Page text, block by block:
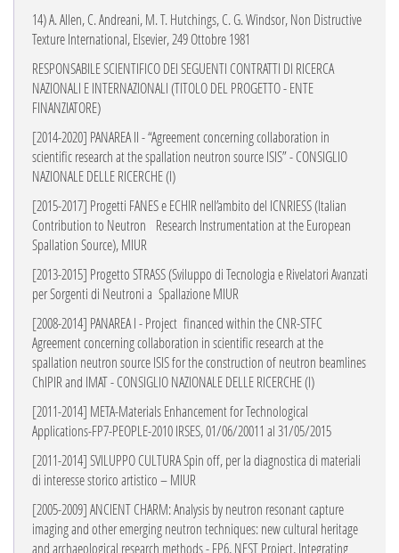
14) A. Allen, C. Andreani, M. T. Hutchings, C. G. Windsor, Non Distructive
Texture International, Elsevier, 249 Ottobre 1981
RESPONSABILE SCIENTIFICO DEI SEGUENTI CONTRATTI DI RICERCA
NAZIONALI E INTERNAZIONALI (TITOLO DEL PROGETTO - ENTE
FINANZIATORE)
[2014-2020] PANAREA II - “Agreement concerning collaboration in
scientific research at the spallation neutron source ISIS” - CONSIGLIO
NAZIONALE DELLE RICERCHE (I)
[2015-2017] Progetti FANES e ECHIR nell’ambito del ICNRIESS (Italian
Contribution to Neutron
Research Instrumentation at the European
Spallation Source), MIUR
[2013-2015] Progetto STRASS (Sviluppo di Tecnologia e Rivelatori Avanzati
per Sorgenti di Neutroni a Spallazione MIUR
[2008-2014] PANAREA I - Project financed within the CNR-STFC
Agreement concerningcollaboration in scientific research at the
spallation neutron source ISIS for the construction of neutron beamlines
ChIPIR and IMAT - CONSIGLIO NAZIONALE DELLE RICERCHE (I)
[2011-2014] META-Materials Enhancement for Technological
Applications-FP7-PEOPLE-2010 IRSES,01/06/20011 al 31/05/2015
[2011-2014] SVILUPPO CULTURA Spin off, per la diagnostica di materiali
di interesse storico artistico – MIUR
[2005-2009] ANCIENT CHARM: Analysis by neutron resonant capture
imaging and other emerging neutron techniques: new cultural heritage
and archaeological research methods - FP6, NEST Project, Integrating